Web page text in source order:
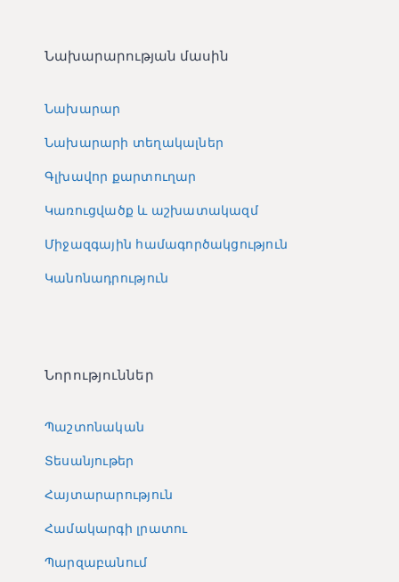
Նախարարության մասին
Նախարար
Նախարարի տեղակալներ
Գլխավոր քարտուղար
Կառուցվածք և աշխատակազմ
Միջազգային համագործակցություն
Կանոնադրություն
Նորություններ
Պաշտոնական
Տեսանյութեր
Հայտարարություն
Համակարգի լրատու
Պարզաբանում